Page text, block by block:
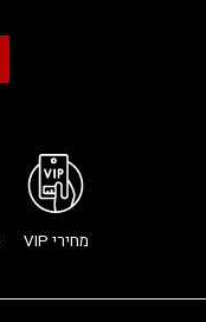
מחירי VIP